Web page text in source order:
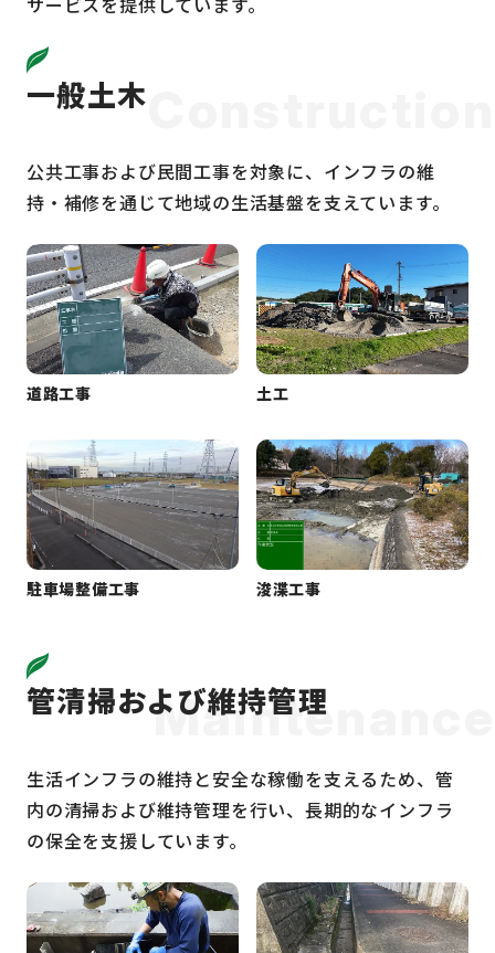
一般土木
公共工事および民間工事を対象に、インフラの維
持・補修を通じて地域の生活基盤を支えています。
道路工事 土工
駐車場整備工事 浚渫工事
管清掃および維持管理
Maintenance
生活インフラの維持と安全な稼働を支えるため、管
内の清掃および維持管理を行い、長期的なインフラ
の保全を支援しています。